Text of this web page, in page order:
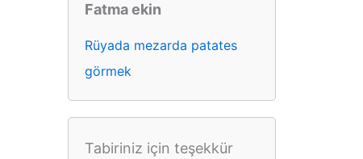
Fatma ekin
Rüyada mezarda patates
görmek
Tabiriniz için teşekkür